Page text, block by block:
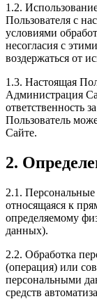
1.2.
Пользователя с
условиями
несогласия с
воздержаться от
1.3. Настоящая
Администрация
ответственность
Пользователь
Сайте.
2.
2.1.
относящаяся к
определяемому
данных).
2.2. Обработка
(операция) или
персональными
средств